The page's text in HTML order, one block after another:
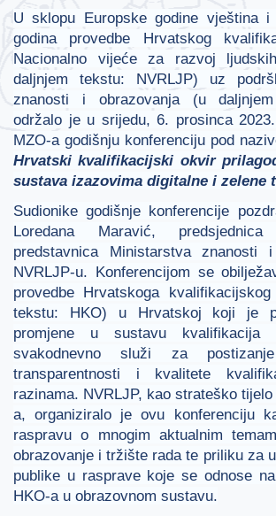
U sklopu Europske godine vještina i
godina provedbe Hrvatskog
Nacionalno vijeće za razvoj
daljnjem tekstu: NVRLJP) uz
znanosti i obrazovanja (u
održalo je u srijedu, 6. prosinca
MZO-a godišnju konferenciju pod
Hrvatski kvalifikacijski okvir
sustava izazovima digitalne i zelene
Sudionike godišnje konferencije
Loredana Maravić,
predstavnica Ministarstva znanosti
NVRLJP-u. Konferencijom se
provedbe Hrvatskoga
tekstu: HKO) u Hrvatskoj koji je
promjene u sustavu
svakodnevno služi za postizanje
transparentnosti i kvalitete
razinama. NVRLJP, kao strateško
a, organiziralo je ovu konferenciju
raspravu o mnogim aktualnim
obrazovanje i tržište rada te priliku za
publike u rasprave koje se odnose
HKO-a u obrazovnom sustavu.